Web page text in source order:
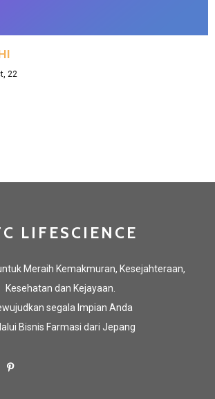
22
LIFESCIENCE
Meraih Kemakmuran, Kesejahteraan,
Kesehatan dan Kejayaan.
segala Impian Anda
Bisnis Farmasi dari Jepang